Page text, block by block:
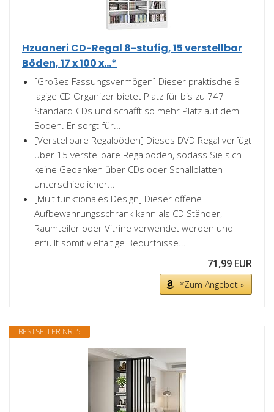
Hzuaneri CD-Regal 8-stufig, 15 verstellbar
Böden, 17 x 100 x...*
[Großes Fassungsvermögen] Dieser praktische 8-
lagige CD Organizer bietet Platz für bis zu 747
Standard-CDs und schafft so mehr Platz auf dem
Boden. Er sorgt für...
[Verstellbare Regalböden] Dieses DVD Regal verfügt
über 15 verstellbare Regalböden, sodass Sie sich
keine Gedanken über CDs oder Schallplatten
unterschiedlicher...
[Multifunktionales Design] Dieser offene
Aufbewahrungsschrank kann als CD Ständer,
Raumteiler oder Vitrine verwendet werden und
erfüllt somit vielfältige Bedürfnisse...
71,99 EUR
*Zum Angebot »
BESTSELLER NR. 5